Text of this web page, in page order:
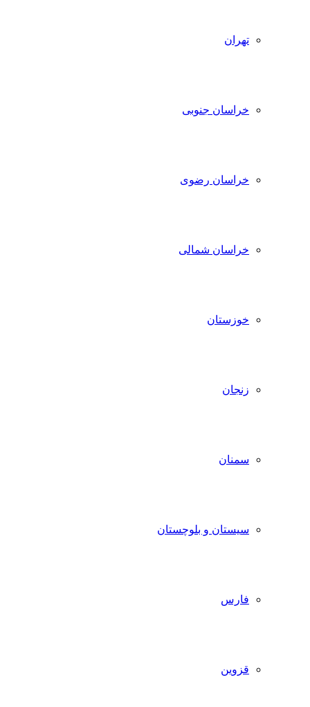
تهران
خراسان جنوبی
خراسان رضوی
خراسان شمالی
خوزستان
زنجان
سمنان
سیستان و بلوچستان
فارس
قزوین